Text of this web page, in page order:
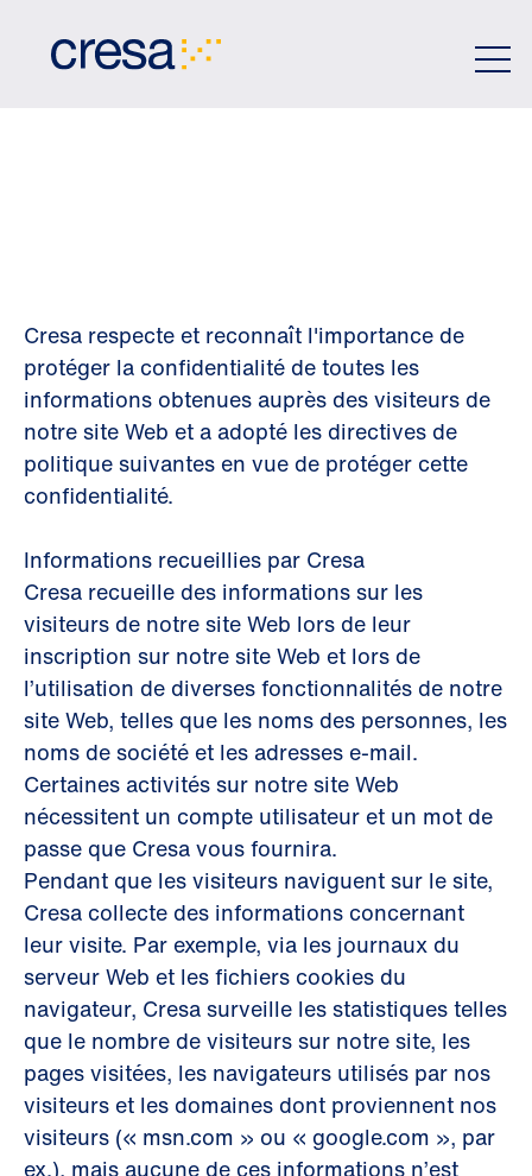
Cresa respecte et reconnaît l'importance de
protéger la confidentialité de toutes les
informations obtenues auprès des visiteurs de
notre site Web et a adopté les directives de
politique suivantes en vue de protéger cette
confidentialité.
Informations recueillies par Cresa
Cresa recueille des informations sur les
visiteurs de notre site Web lors de leur
inscription sur notre site Web et lors de
l’utilisation de diverses fonctionnalités de notre
site Web, telles que les noms des personnes, les
noms de société et les adresses e-mail.
Certaines activités sur notre site Web
nécessitent un compte utilisateur et un mot de
passe que Cresa vous fournira.
Pendant que les visiteurs naviguent sur le site,
Cresa collecte des informations concernant
leur visite. Par exemple, via les journaux du
serveur Web et les fichiers cookies du
navigateur, Cresa surveille les statistiques telles
que le nombre de visiteurs sur notre site, les
pages visitées, les navigateurs utilisés par nos
visiteurs et les domaines dont proviennent nos
visiteurs (« msn.com » ou « google.com », par
ex.), mais aucune de ces informations n’est